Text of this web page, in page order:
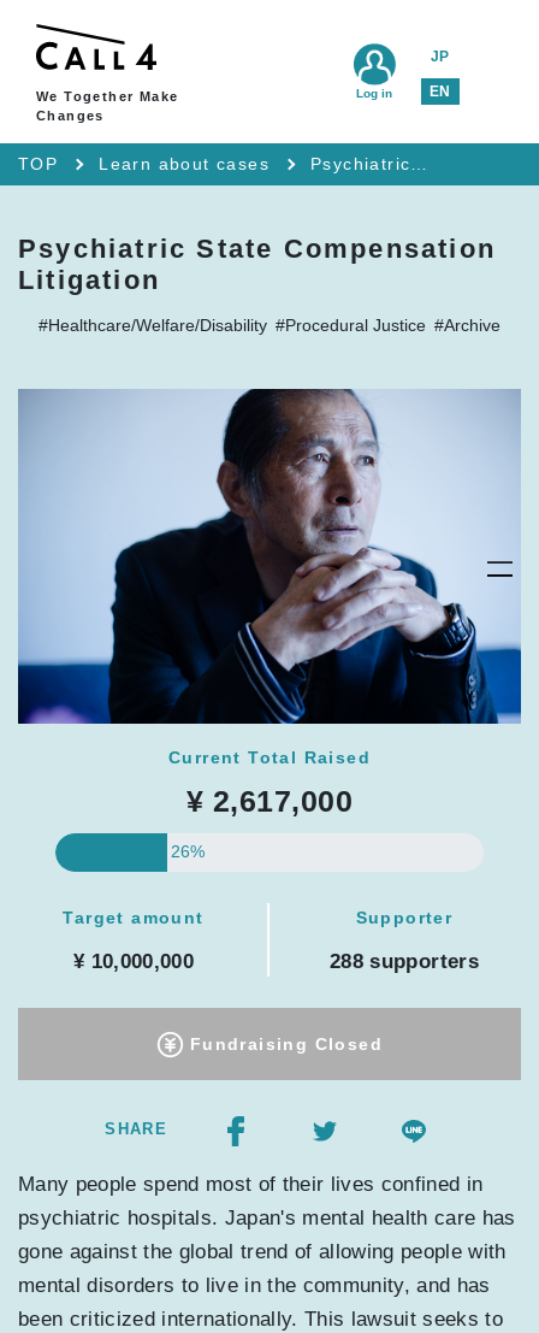
We Together Make
Changes
JP
EN
Log in
TOP Learn about cases
Psychiatric State Compensation
Litigation
#Healthcare/Welfare/Disability #Procedural Justice #Archive
Current Total Raised
¥ 2,617,000
26%
Target amount
¥ 10,000,000
Supporter
288 supporters
Fundraising Closed
SHARE
Many people spend most of their lives confined in
psychiatric hospitals. Japan's mental health care has
gone against the global trend of allowing people with
mental disorders to live in the community, and has
been criticized internationally. This lawsuit seeks to